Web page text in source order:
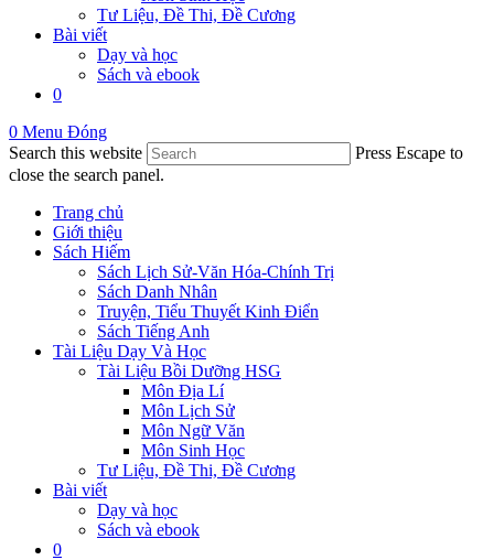
Tư Liệu, Đề Thi, Đề Cương
Bài viết
Dạy và học
Sách và ebook
0
0 Menu Đóng
Search this website
Press Escape to
close the search panel.
Trang chủ
Giới thiệu
Sách Hiếm
Sách Lịch Sử-Văn Hóa-Chính Trị
Sách Danh Nhân
Truyện, Tiểu Thuyết Kinh Điển
Sách Tiếng Anh
Tài Liệu Dạy Và Học
Tài Liệu Bồi Dưỡng HSG
Môn Địa Lí
Môn Lịch Sử
Môn Ngữ Văn
Môn Sinh Học
Tư Liệu, Đề Thi, Đề Cương
Bài viết
Dạy và học
Sách và ebook
0